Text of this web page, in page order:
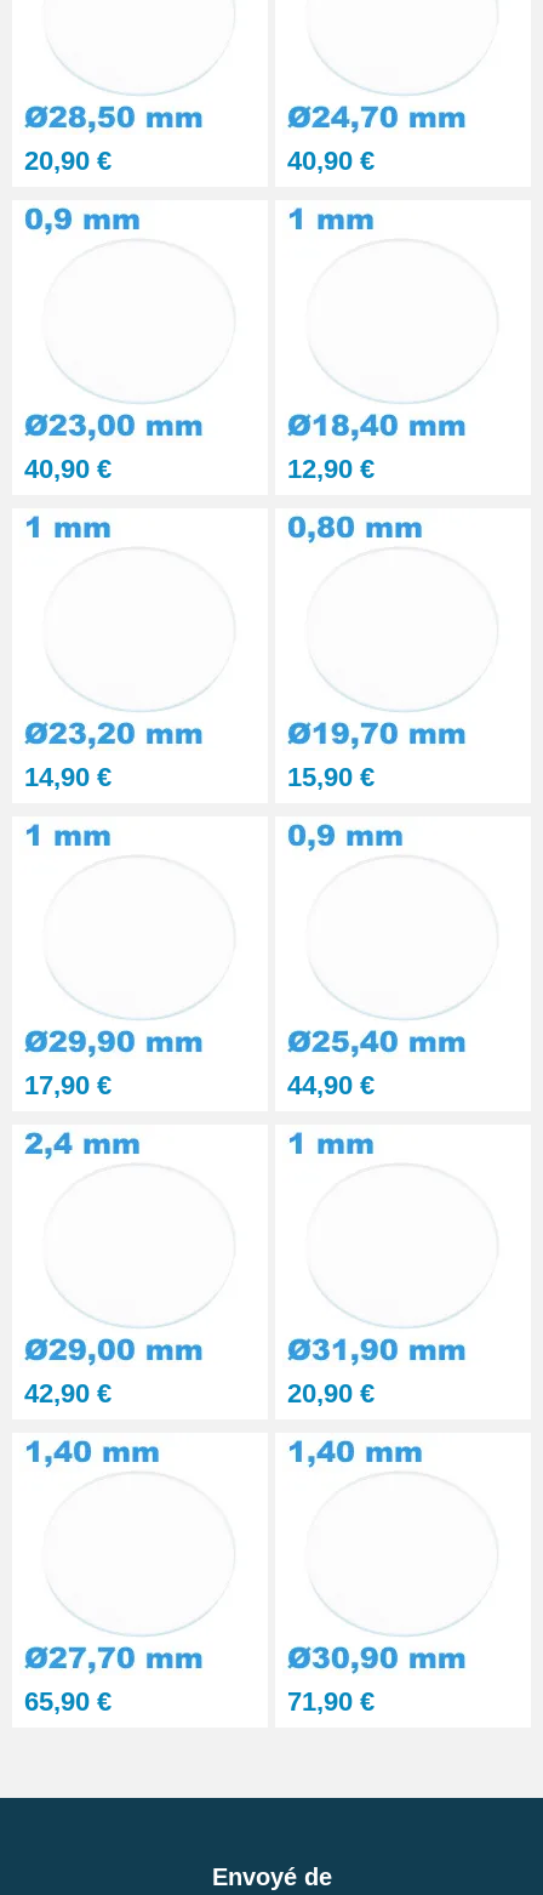
20,90 € 40,90 €
40,90 € 12,90 €
14,90 € 15,90 €
17,90 € 44,90 €
42,90 € 20,90 €
65,90 € 71,90 €
Envoyé de